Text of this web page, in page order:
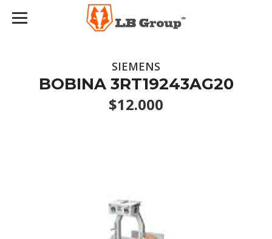
SIEMENS
BOBINA 3RT19243AG20
$12.000